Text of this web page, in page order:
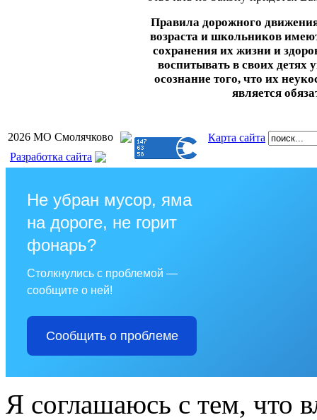
Правила дорожного
возраста и школьников
сохранения их жизни и
воспитывать в своих
осознание того, что их
является
2026 МО Смолячково
Карта сайта
Разработка сайта
Не убран мусор, яма
на дороге, не горит
фонарь?
Столкнулись с проблемой —
сообщите о ней!
Сообщить о проблеме
Я соглашаюсь с тем, что